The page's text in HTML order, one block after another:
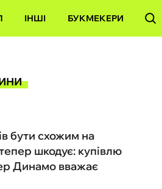
ІНШІ БУКМЕКЕРИ
бути схожим на
шкодує: купівлю
Динамо вважає